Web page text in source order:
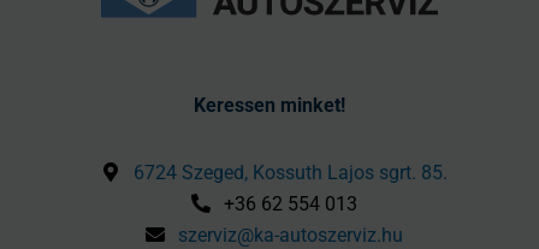
Keressen minket!
6724 Szeged, Kossuth Lajos sgrt. 85.
+36 62 554 013
szerviz@ka-autoszerviz.hu